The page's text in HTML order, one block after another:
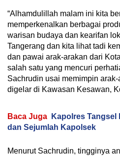
“Alhamdulillah malam ini kita
memperkenalkan berbagai
warisan budaya dan kearifan
Tangerang dan kita lihat tadi
dan pawai arak-arakan dari
salah satu yang mencuri
Sachrudin usai memimpin
digelar di Kawasan Kesawan,
Baca Juga
Kapolres Tangsel
dan Sejumlah Kapolsek
Menurut Sachrudin, tingginya